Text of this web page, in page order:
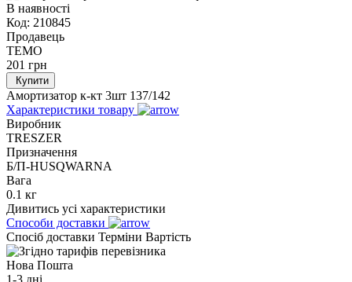
В наявності
Код: 210845
Продавець
TEMO
201 грн
Купити
Амортизатор к-кт 3шт 137/142
Характеристики товару
Виробник
TRESZER
Призначення
Б/П-HUSQWARNA
Вага
0.1 кг
Дивитись усі характеристики
Способи доставки
Спосіб доставки Терміни Вартість
Нова Пошта
1-3 дні